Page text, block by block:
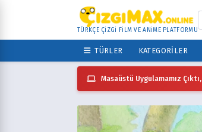
TÜRKÇE ÇİZGİ FİLM VE ANİME PLATFORMU
TÜRLER KATEGORILER
Masaüstü Uygulamamız Çıktı,